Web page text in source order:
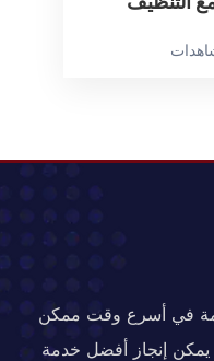
في أسرع وقت ممكن
يمكن إنجاز أفضل خدمة